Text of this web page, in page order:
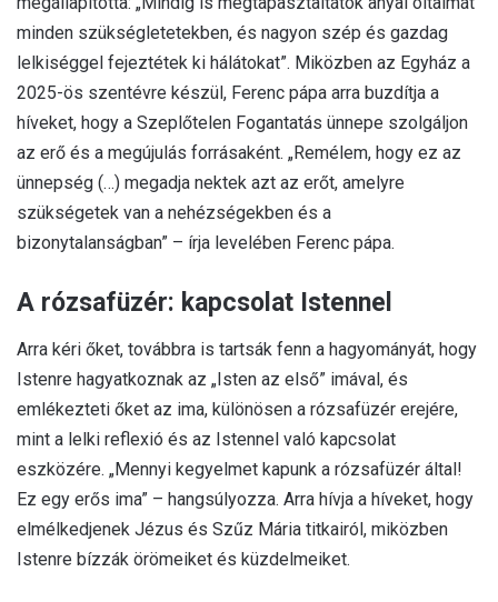
minden szükségletetekben, és nagyon szép és gazdag
lelkiséggel fejeztétek ki hálátokat”. Miközben az Egyház a
2025-ös szentévre készül, Ferenc pápa arra buzdítja a
híveket, hogy a Szeplőtelen Fogantatás ünnepe szolgáljon
az erő és a megújulás forrásaként. „Remélem, hogy ez az
ünnepség (…) megadja nektek azt az erőt, amelyre
szükségetek van a nehézségekben és a
bizonytalanságban” – írja levelében Ferenc pápa.
A rózsafüzér: kapcsolat Istennel
Arra kéri őket, továbbra is tartsák fenn a hagyományát, hogy
Istenre hagyatkoznak az „Isten az első” imával, és
emlékezteti őket az ima, különösen a rózsafüzér erejére,
mint a lelki reflexió és az Istennel való kapcsolat
eszközére. „Mennyi kegyelmet kapunk a rózsafüzér által!
Ez egy erős ima” – hangsúlyozza. Arra hívja a híveket, hogy
elmélkedjenek Jézus és Szűz Mária titkairól, miközben
Istenre bízzák örömeiket és küzdelmeiket.